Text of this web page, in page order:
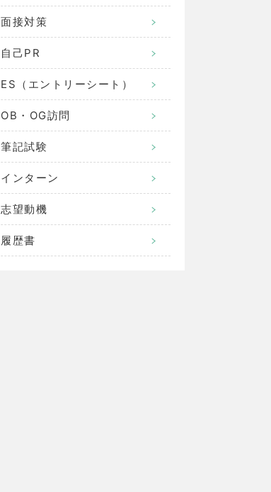
面接対策
自己PR
ES（エントリーシート）
OB・OG訪問
筆記試験
インターン
志望動機
履歴書